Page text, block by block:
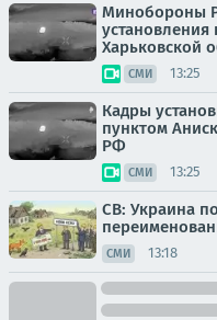
Минобороны
Харьковской
СМИ 13:25
Кадры
пунктом
РФ
СМИ 13:25
СВ: Украина
СМИ 13:18